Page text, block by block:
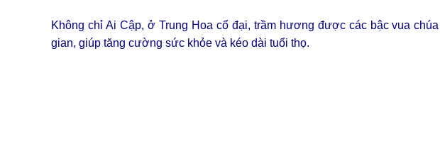
Không chỉ Ai Cập, ở Trung Hoa cổ đại, trầm hương được các bậc vua
gian, giúp tăng cường sức khỏe và kéo dài tuổi thọ.